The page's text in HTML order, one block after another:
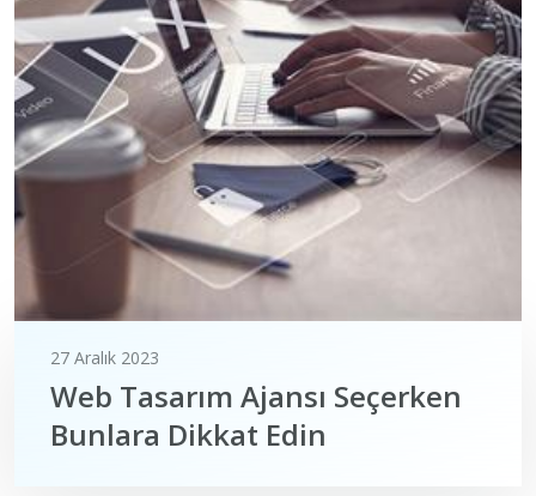
27 Aralık 2023
Web Tasarım Ajansı Seçerken
Bunlara Dikkat Edin